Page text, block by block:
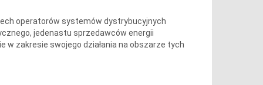
operatorów systemów dystrybucyjnych
jedenastu sprzedawców energii
zakresie swojego działania na obszarze tych